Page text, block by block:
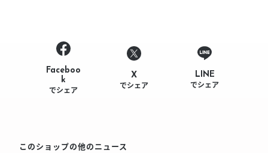
Faceboo
k
でシェア
X
でシェア
LINE
でシェア
このショップの他のニュース